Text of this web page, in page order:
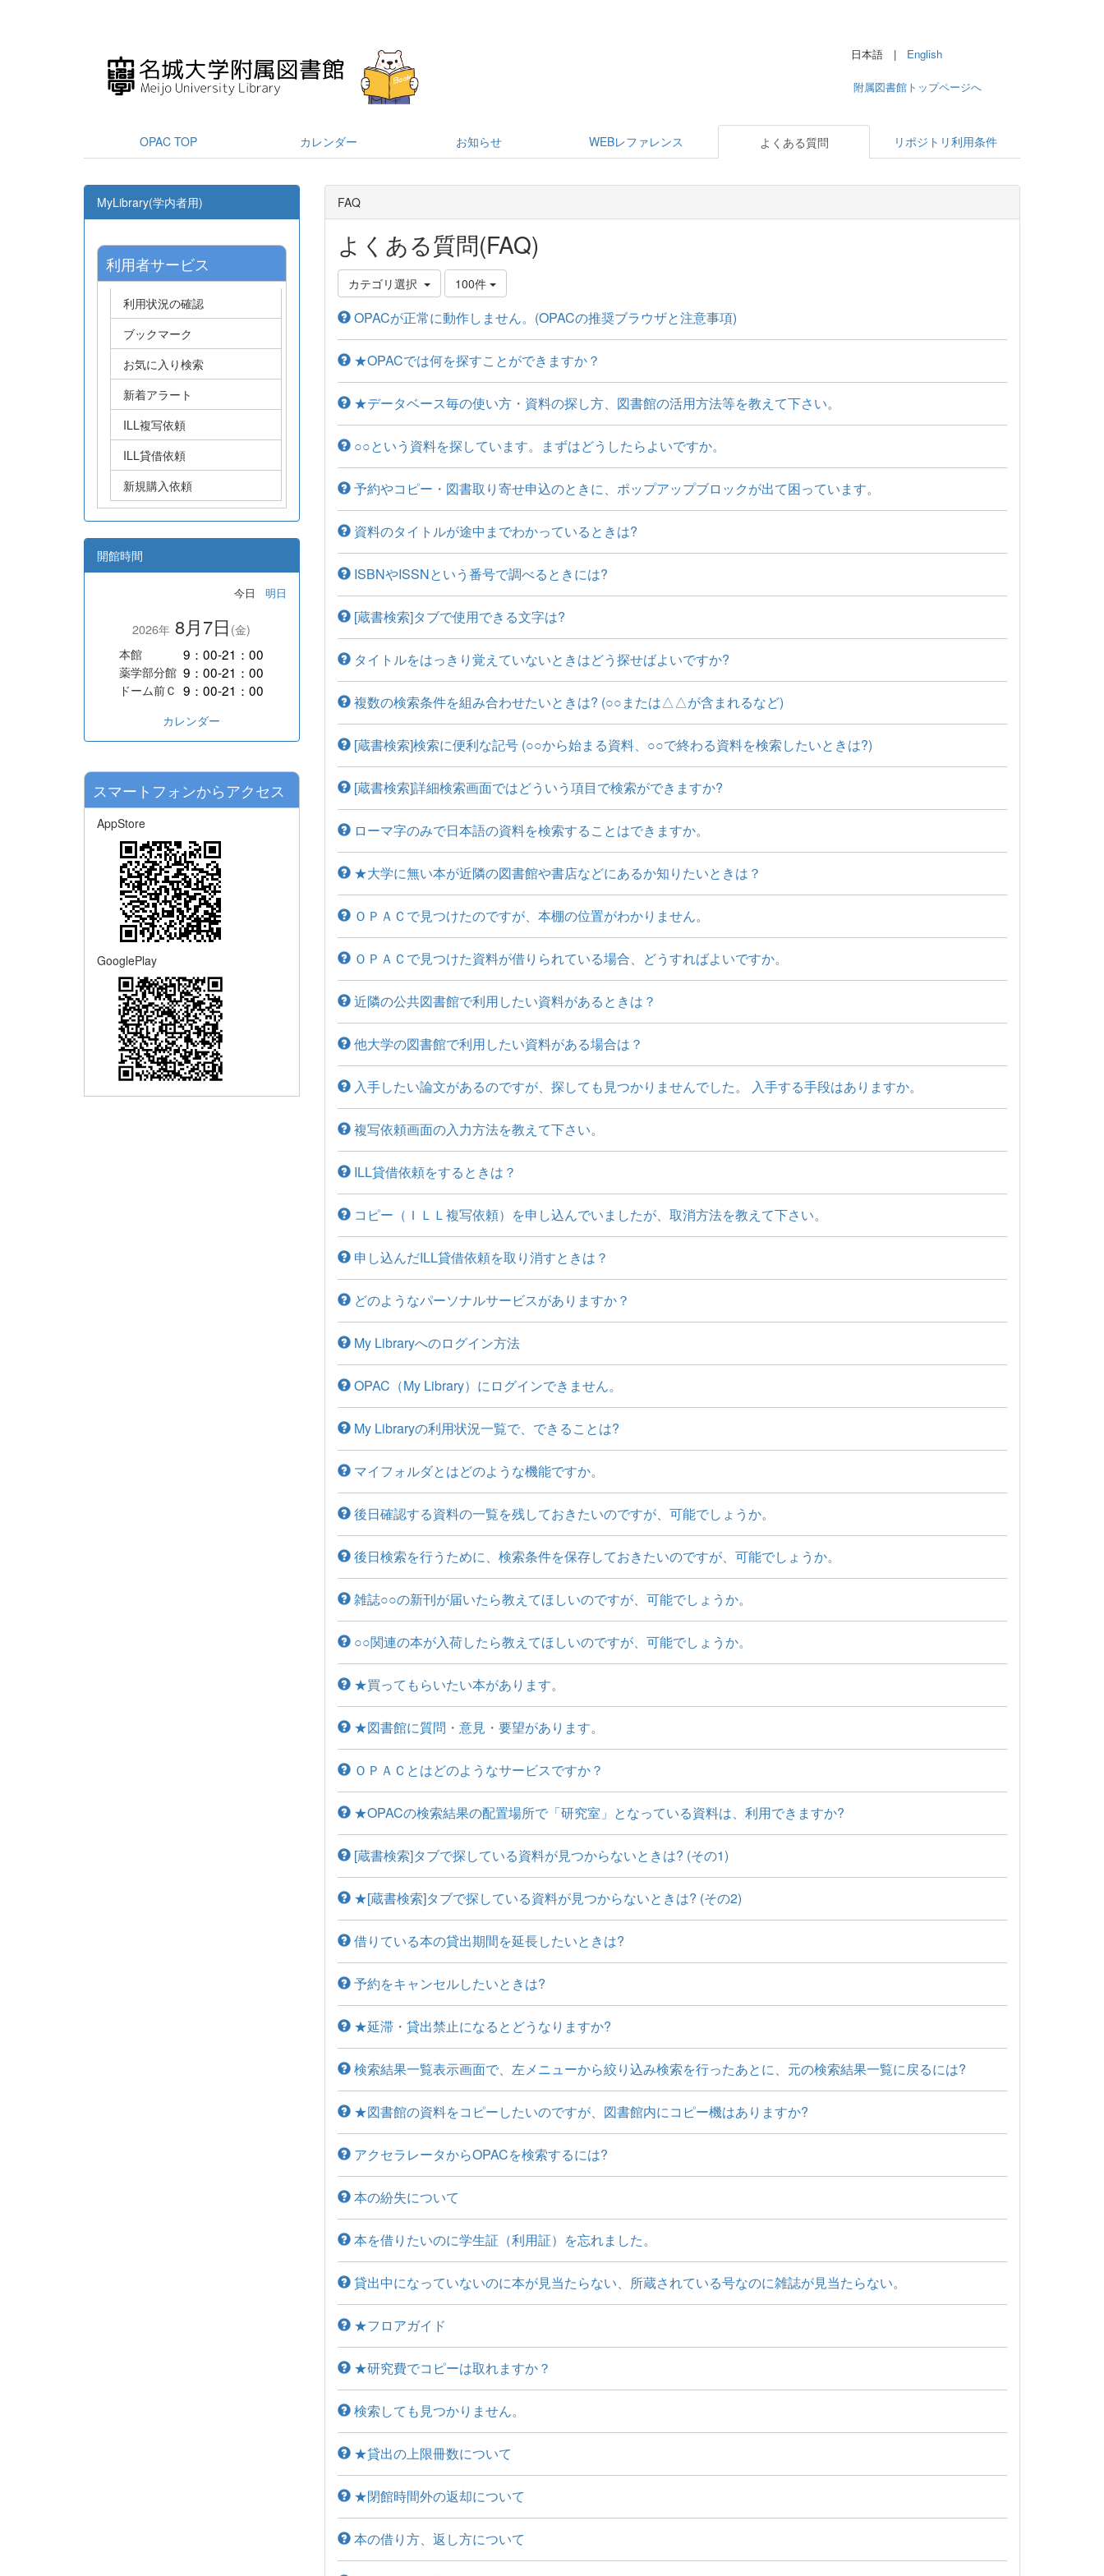
日本語 | English
附属図書館トップページへ
OPAC TOP カレンダー お知らせ WEBレファレンス よくある質問 リポジトリ利用条件
FAQ
よくある質問(FAQ)
カテゴリ選択 100件
OPACが正常に動作しません。(OPACの推奨ブラウザと注意事項)
★OPACでは何を探すことができますか？
★データベース毎の使い方・資料の探し方、図書館の活用方法等を教えて下さい。
○○という資料を探しています。まずはどうしたらよいですか。
予約やコピー・図書取り寄せ申込のときに、ポップアップブロックが出て困っています。
資料のタイトルが途中までわかっているときは?
ISBNやISSNという番号で調べるときには?
[蔵書検索]タブで使用できる文字は?
タイトルをはっきり覚えていないときはどう探せばよいですか?
複数の検索条件を組み合わせたいときは? (○○または△△が含まれるなど)
[蔵書検索]検索に便利な記号 (○○から始まる資料、○○で終わる資料を検索したいときは?)
[蔵書検索]詳細検索画面ではどういう項目で検索ができますか?
ローマ字のみで日本語の資料を検索することはできますか。
★大学に無い本が近隣の図書館や書店などにあるか知りたいときは？
ＯＰＡＣで見つけたのですが、本棚の位置がわかりません。
ＯＰＡＣで見つけた資料が借りられている場合、どうすればよいですか。
近隣の公共図書館で利用したい資料があるときは？
他大学の図書館で利用したい資料がある場合は？
入手したい論文があるのですが、探しても見つかりませんでした。 入手する手段はありますか。
複写依頼画面の入力方法を教えて下さい。
ILL貸借依頼をするときは？
コピー（ＩＬＬ複写依頼）を申し込んでいましたが、取消方法を教えて下さい。
申し込んだILL貸借依頼を取り消すときは？
どのようなパーソナルサービスがありますか？
My Libraryへのログイン方法
OPAC（My Library）にログインできません。
My Libraryの利用状況一覧で、できることは?
マイフォルダとはどのような機能ですか。
後日確認する資料の一覧を残しておきたいのですが、可能でしょうか。
後日検索を行うために、検索条件を保存しておきたいのですが、可能でしょうか。
雑誌○○の新刊が届いたら教えてほしいのですが、可能でしょうか。
○○関連の本が入荷したら教えてほしいのですが、可能でしょうか。
★買ってもらいたい本があります。
★図書館に質問・意見・要望があります。
ＯＰＡＣとはどのようなサービスですか？
★OPACの検索結果の配置場所で「研究室」となっている資料は、利用できますか?
[蔵書検索]タブで探している資料が見つからないときは? (その1)
★[蔵書検索]タブで探している資料が見つからないときは? (その2)
借りている本の貸出期間を延長したいときは?
予約をキャンセルしたいときは?
★延滞・貸出禁止になるとどうなりますか?
検索結果一覧表示画面で、左メニューから絞り込み検索を行ったあとに、元の検索結果一覧に戻るには?
★図書館の資料をコピーしたいのですが、図書館内にコピー機はありますか?
アクセラレータからOPACを検索するには?
本の紛失について
本を借りたいのに学生証（利用証）を忘れました。
貸出中になっていないのに本が見当たらない、所蔵されている号なのに雑誌が見当たらない。
★フロアガイド
★研究費でコピーは取れますか？
検索しても見つかりません。
★貸出の上限冊数について
★閉館時間外の返却について
本の借り方、返し方について
MyLibrary(学内者用)
利用者サービス
利用状況の確認
ブックマーク
お気に入り検索
新着アラート
ILL複写依頼
ILL貸借依頼
新規購入依頼
開館時間
今日 明日
2026年 8月7日 (金)
本館
9：00-21：00
薬学部分館 9：00-21：00
ドーム前Ｃ 9：00-21：00
カレンダー
スマートフォンからアクセス
AppStore
GooglePlay